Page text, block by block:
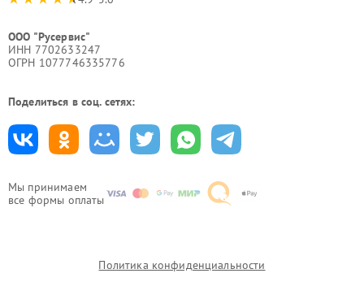
Мы принимаем
все формы оплаты
ООО "Русервис"
ИНН 7702633247
ОГРН 1077746335776
Поделиться в соц. сетях:
Политика конфиденциальности